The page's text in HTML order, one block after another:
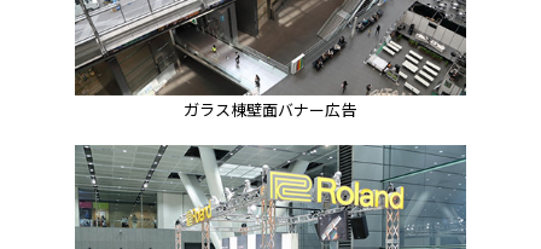
ガラス棟壁面バナー広告